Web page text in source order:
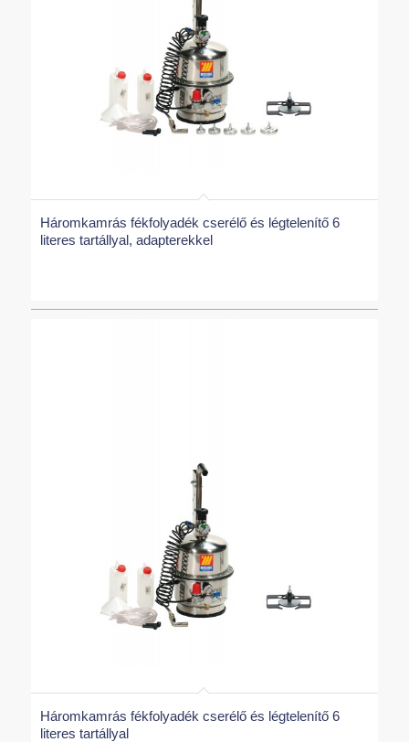
Háromkamrás fékfolyadék cserélő és légtelenítő 6
literes tartállyal, adapterekkel
Háromkamrás fékfolyadék cserélő és légtelenítő 6
literes tartállyal